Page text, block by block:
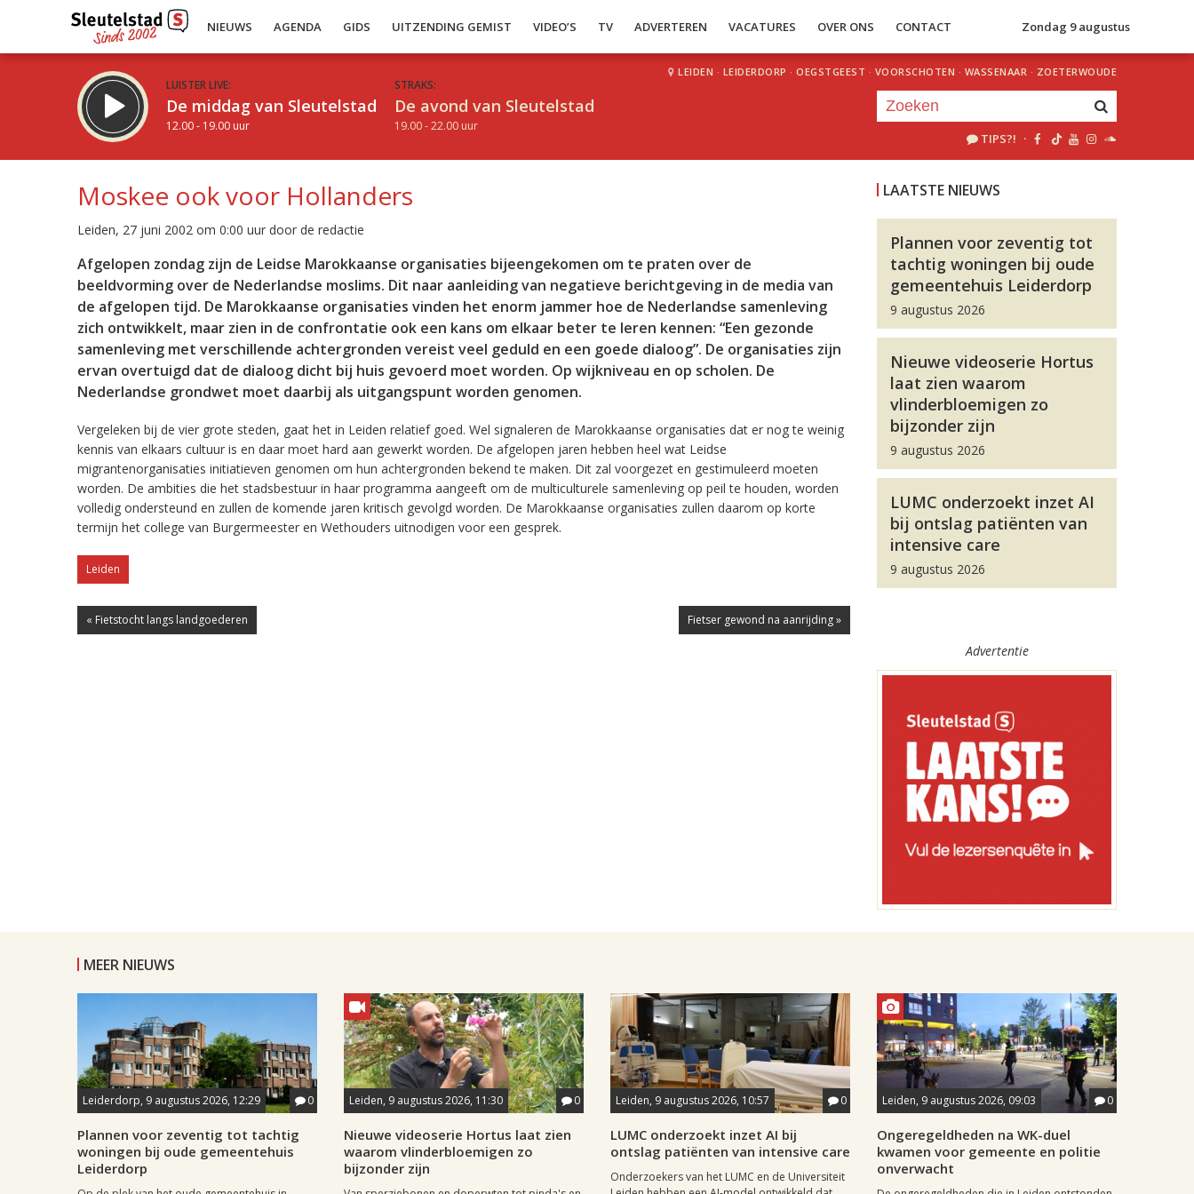
NIEUWS AGENDA GIDS UITZENDING GEMIST VIDEO’S TV ADVERTEREN VACATURES OVER ONS CONTACT Zondag 9 augustus
LUISTER LIVE:
De middag van Sleutelstad
12.00 - 19.00 uur
STRAKS:
De avond van Sleutelstad
19.00 - 22.00 uur
LEIDEN · LEIDERDORP · OEGSTGEEST · VOORSCHOTEN · WASSENAAR · ZOETERWOUDE
TIPS?! ·
Inklappen
Moskee ook voor Hollanders
Leiden, 27 juni 2002 om 0:00 uur door de redactie
Afgelopen zondag zijn de Leidse Marokkaanse organisaties bijeengekomen om te praten over de
beeldvorming over de Nederlandse moslims. Dit naar aanleiding van negatieve berichtgeving in de media van
de afgelopen tijd. De Marokkaanse organisaties vinden het enorm jammer hoe de Nederlandse samenleving
zich ontwikkelt, maar zien in de confrontatie ook een kans om elkaar beter te leren kennen: “Een gezonde
samenleving met verschillende achtergronden vereist veel geduld en een goede dialoog”. De organisaties zijn
ervan overtuigd dat de dialoog dicht bij huis gevoerd moet worden. Op wijkniveau en op scholen. De
Nederlandse grondwet moet daarbij als uitgangspunt worden genomen.
Vergeleken bij de vier grote steden, gaat het in Leiden relatief goed. Wel signaleren de Marokkaanse organisaties dat er nog te weinig
kennis van elkaars cultuur is en daar moet hard aan gewerkt worden. De afgelopen jaren hebben heel wat Leidse
migrantenorganisaties initiatieven genomen om hun achtergronden bekend te maken. Dit zal voorgezet en gestimuleerd moeten
worden. De ambities die het stadsbestuur in haar programma aangeeft om de multiculturele samenleving op peil te houden, worden
volledig ondersteund en zullen de komende jaren kritisch gevolgd worden. De Marokkaanse organisaties zullen daarom op korte
termijn het college van Burgermeester en Wethouders uitnodigen voor een gesprek.
Leiden
« Fietstocht langs landgoederen Fietser gewond na aanrijding »
LAATSTE NIEUWS
Plannen voor zeventig tot
tachtig woningen bij oude
gemeentehuis Leiderdorp
9 augustus 2026
Nieuwe videoserie Hortus
laat zien waarom
vlinderbloemigen zo
bijzonder zijn
9 augustus 2026
LUMC onderzoekt inzet AI
bij ontslag patiënten van
intensive care
9 augustus 2026
Advertentie
MEER NIEUWS
Leiderdorp, 9 augustus 2026, 12:29 0
Plannen voor zeventig tot tachtig
woningen bij oude gemeentehuis
Leiderdorp
Leiden, 9 augustus 2026, 11:30 0
Nieuwe videoserie Hortus laat zien
waarom vlinderbloemigen zo
bijzonder zijn
Leiden, 9 augustus 2026, 10:57 0
LUMC onderzoekt inzet AI bij
ontslag patiënten van intensive care
Onderzoekers van het LUMC en de Universiteit
Leiden, 9 augustus 2026, 09:03 0
Ongeregeldheden na WK-duel
kwamen voor gemeente en politie
onverwacht